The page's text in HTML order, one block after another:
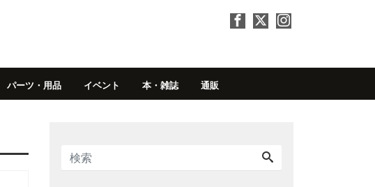
パーツ・用品 イベント 本・雑誌 通販